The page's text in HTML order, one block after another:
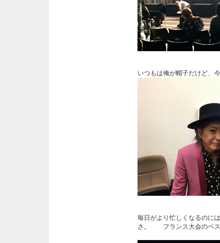
いつもは俺が帽子だけど、
毎日がより忙しくなるのに
さ。 フランス大会のベ